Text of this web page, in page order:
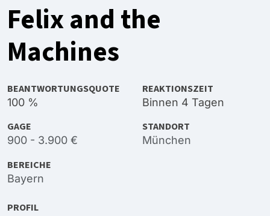
Felix and the
Machines
BEANTWORTUNGSQUOTE
100 %
REAKTIONSZEIT
Binnen 4 Tagen
GAGE
900 - 3.900 €
STANDORT
München
BEREICHE
Bayern
PROFIL